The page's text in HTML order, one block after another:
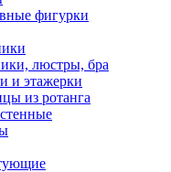
фигурки
люстры, бра
и этажерки
из ротанга